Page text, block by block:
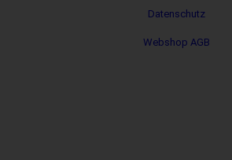
Datenschutz
Webshop AGB